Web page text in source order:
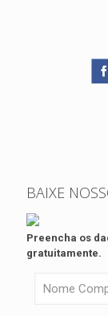
BAIXE
Preencha os
gratuitamente.